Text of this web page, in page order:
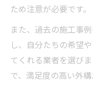
ため注意が必要です。
また、過去の施工事
し、自分たちの希望
てくれる業者を選び
で、満足度の高い外